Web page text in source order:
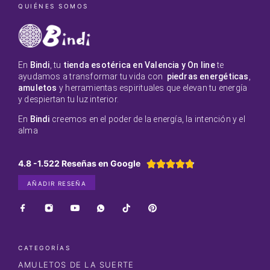
QUIÉNES SOMOS
En Bindi , tu tienda esotérica en Valencia y On linete
ayudamos a transformar tu vida con piedras energéticas
amuletos y herramientas espirituales que elevan tu energía
y despiertan tu luz interior.
En Bindi creemos en el poder de la energía, la intención y el
alma
4.8 -1.522 Reseñas en Google 
AÑADIR RESEÑA
CATEGORÍAS
AMULETOS DE LA SUERTE